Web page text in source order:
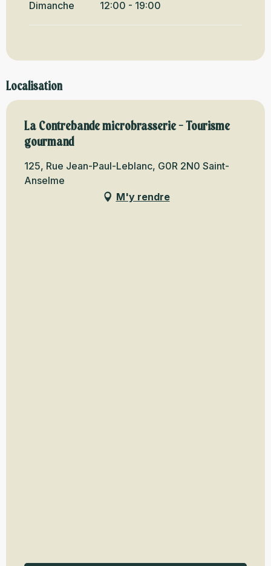
Dimanche 12:00 - 19:00
Localisation
La Contrebande microbrasserie - Tourisme
gourmand
125, Rue Jean-Paul-Leblanc, G0R 2N0 Saint-
Anselme
M'y rendre